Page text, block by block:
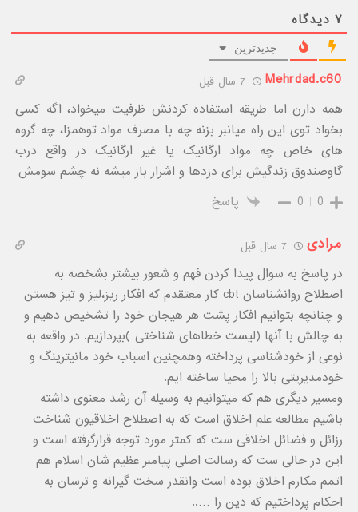
۷ دیدگاه
جدیدترین
Mehrdad.c60
همه دارن اما طریقه استفاده کردنش ظرفیت میخواد، اگه کسی
بخواد توی این راه میانبر بزنه چه با مصرف مواد توهمزا، چه گروه
های خاص چه مواد ارگانیک یا غیر ارگانیک در واقع درب
گاوصندوق زندگیش برای دزدها و اشرار باز میشه نه چشم سومش
0
0 پاسخ
مرادی
در پاسخ به سوال پیدا کردن فهم و شعور بیشتر بشخصه به
اصطلاح روانشناسان cbt کار معتقدم که افکار ریز،لیز و تیز هستن
و چنانچه بتوانیم افکار پشت هر هیجان خود را تشخیص دهیم و
به چالش با آنها (لیست خطاهای شناختی )بپردازیم. در واقعه به
نوعی از خودشناسی پرداخته وهمچنین اسباب خود مانیترینگ و
خودمدیریتی بالا را محیا ساخته ایم.
ومسیر دیگری هم که میتوانیم به وسیله آن رشد معنوی داشته
باشیم مطالعه علم اخلاق است که به اصطلاح اخلاقیون شناخت
رزائل و فضائل اخلاقی ست که کمتر مورد توجه قرارگرفته است و
این در حالی ست که رسالت اصلی پیامبر عظیم شان اسلام هم
اتمم مکارم اخلاق بوده است وانقدر سخت گیرانه و ترسان به
احکام پرداختیم که دین را …..